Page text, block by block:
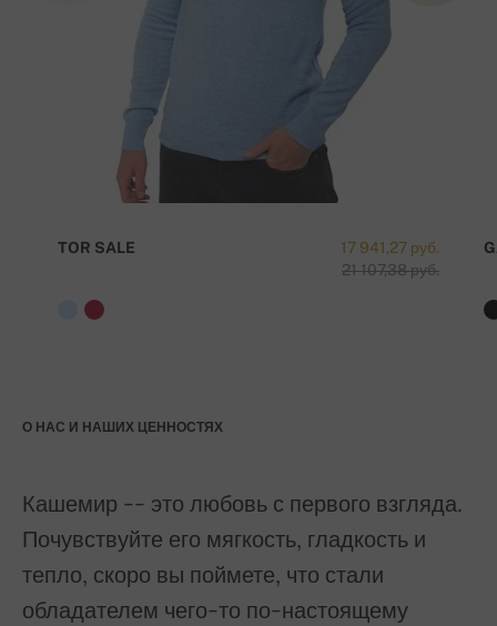
17 941,27 руб.
21 107,38 руб.
TOR SALE
О НАС И НАШИХ ЦЕННОСТЯХ
Кашемир -- это любовь с первого взгляда.
Почувствуйте его мягкость, гладкость и
тепло, скоро вы поймете, что стали
обладателем чего-то по-настоящему